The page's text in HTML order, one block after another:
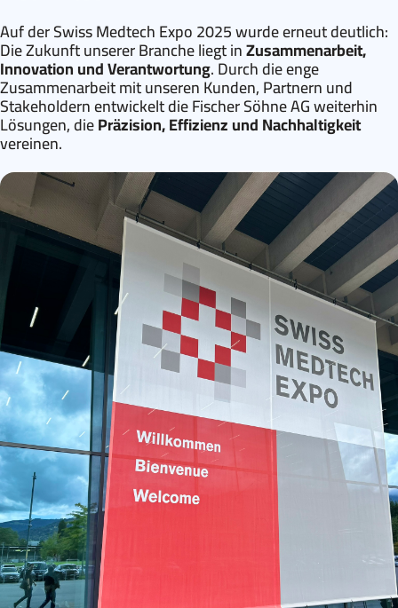
Auf der Swiss Medtech Expo 2025 wurde erneut deutlich:
Die Zukunft unserer Branche liegt inZusammenarbeit,
Innovation und Verantwortung. Durch die enge
Zusammenarbeit mit unseren Kunden, Partnern und
Stakeholdern entwickelt die Fischer Söhne AG weiterhin
Lösungen, diePräzision, Effizienz und Nachhaltigkeit
vereinen.